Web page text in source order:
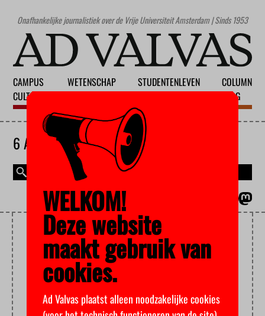
Onafhankelijke journalistiek over de Vrije Universiteit Amsterdam | Sinds 1953
CAMPUS
CULTUUR
WETENSCHAP
STUDENTENLEVEN
COLUMN
BLOG
6 AUGUSTUS 2026
POOLONDERZOEK
WELKOM!
Deze website
maakt gebruik van
cookies.
Ad Valvas plaatst alleen noodzakelijke cookies